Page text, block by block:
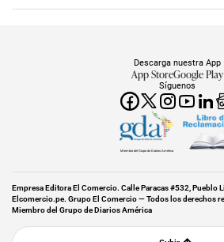
Síguenos
Descarga nuestra App
App StoreGoogle Play
Miembro del Grupo de Diarios América
Empresa Editora El Comercio. Calle Paracas #532, Pueblo
Elcomercio.pe. Grupo El Comercio — Todos los derechos
Miembro del Grupo de Diarios América